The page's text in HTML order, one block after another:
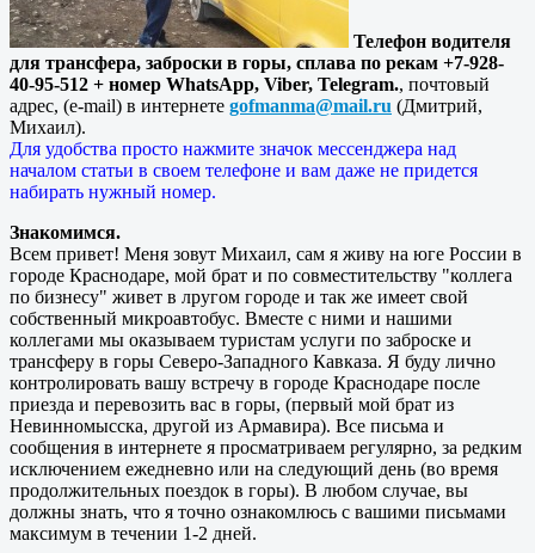
Телефон водителя
для трансфера, заброски в горы, сплава по рекам +7-928-
40-95-512 + номер WhatsApp, Viber, Telegram., почтовый
адрес, (e-mail) в интернете gofmanma@mail.ru (Дмитрий,
Михаил).
Для удобства просто нажмите значок мессенджера над
началом статьи в своем телефоне и вам даже не придется
набирать нужный номер.
Знакомимся.
Всем привет! Меня зовут Михаил, сам я живу на юге России в
городе Краснодаре, мой брат и по совместительству "коллега
по бизнесу" живет в лругом городе и так же имеет свой
собственный микроавтобус. Вместе с ними и нашими
коллегами мы оказываем туристам услуги по заброске и
трансферу в горы Северо-Западного Кавказа. Я буду лично
контролировать вашу встречу в городе Краснодаре после
приезда и перевозить вас в горы, (первый мой брат из
Невинномысска, другой из Армавира). Все письма и
сообщения в интернете я просматриваем регулярно, за редким
исключением ежедневно или на следующий день (во время
продолжительных поездок в горы). В любом случае, вы
должны знать, что я точно ознакомлюсь с вашими письмами
максимум в течении 1-2 дней.